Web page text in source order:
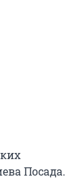
Посада.